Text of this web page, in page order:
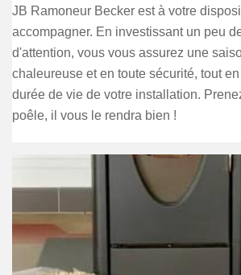
JB Ramoneur Becker est à votre
accompagner. En investissant un peu
d'attention, vous vous assurez une
chaleureuse et en toute sécurité, tout
durée de vie de votre installation.
poêle, il vous le rendra bien !